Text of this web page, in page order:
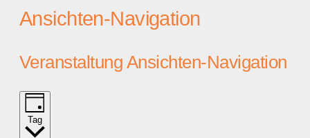
Ansichten-Navigation
Veranstaltung Ansichten-Navigation
Tag